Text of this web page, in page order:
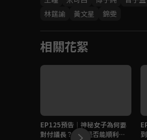
林筳諭
黃文星 錦雯
相關花絮
EP125預告｜神秘女子為何要
對付議長？樂樂是否能順利救